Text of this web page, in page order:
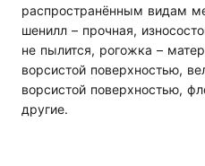
распространённым видам
шенилл – прочная,
не пылится, рогожка –
ворсистой поверхностью,
ворсистой поверхностью,
другие.